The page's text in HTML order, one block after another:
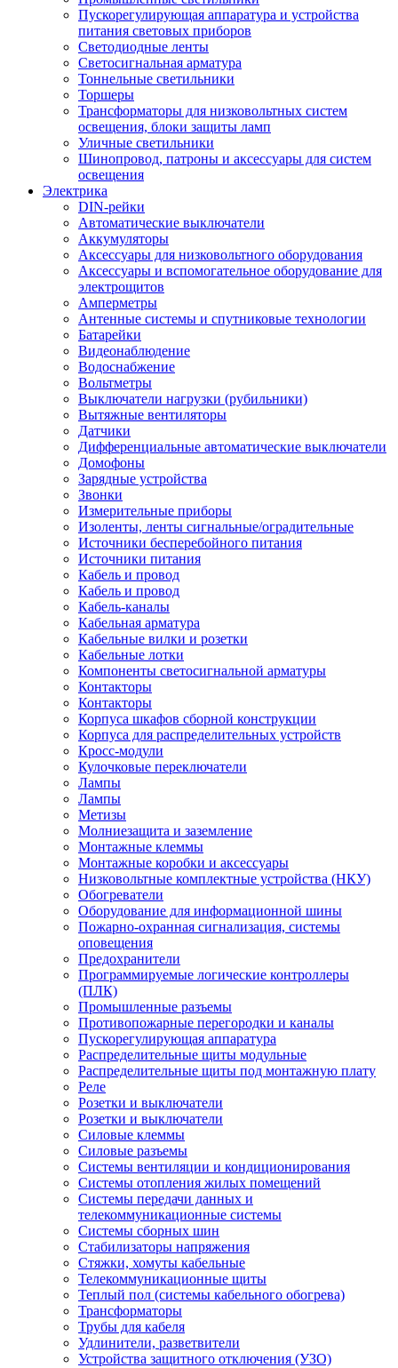
Пускорегулирующая аппаратура и устройства
питания световых приборов
Светодиодные ленты
Светосигнальная арматура
Тоннельные светильники
Торшеры
Трансформаторы для низковольтных систем
освещения, блоки защиты ламп
Уличные светильники
Шинопровод, патроны и аксессуары для систем
освещения
Электрика
DIN-рейки
Автоматические выключатели
Аккумуляторы
Аксессуары для низковольтного оборудования
Аксессуары и вспомогательное оборудование для
электрощитов
Амперметры
Антенные системы и спутниковые технологии
Батарейки
Видеонаблюдение
Водоснабжение
Вольтметры
Выключатели нагрузки (рубильники)
Вытяжные вентиляторы
Датчики
Дифференциальные автоматические выключатели
Домофоны
Зарядные устройства
Звонки
Измерительные приборы
Изоленты, ленты сигнальные/оградительные
Источники бесперебойного питания
Источники питания
Кабель и провод
Кабель и провод
Кабель-каналы
Кабельная арматура
Кабельные вилки и розетки
Кабельные лотки
Компоненты светосигнальной арматуры
Контакторы
Контакторы
Корпуса шкафов сборной конструкции
Корпуса для распределительных устройств
Кросс-модули
Кулочковые переключатели
Лампы
Лампы
Метизы
Молниезащита и заземление
Монтажные клеммы
Монтажные коробки и аксессуары
Низковольтные комплектные устройства (НКУ)
Обогреватели
Оборудование для информационной шины
Пожарно-охранная сигнализация, системы
оповещения
Предохранители
Программируемые логические контроллеры
(ПЛК)
Промышленные разъемы
Противопожарные перегородки и каналы
Пускорегулирующая аппаратура
Распределительные щиты модульные
Распределительные щиты под монтажную плату
Реле
Розетки и выключатели
Розетки и выключатели
Силовые клеммы
Силовые разъемы
Системы вентиляции и кондиционирования
Системы отопления жилых помещений
Системы передачи данных и
телекоммуникационные системы
Системы сборных шин
Стабилизаторы напряжения
Стяжки, хомуты кабельные
Телекоммуникационные щиты
Теплый пол (системы кабельного обогрева)
Трансформаторы
Трубы для кабеля
Удлинители, разветвители
Устройства защитного отключения (УЗО)